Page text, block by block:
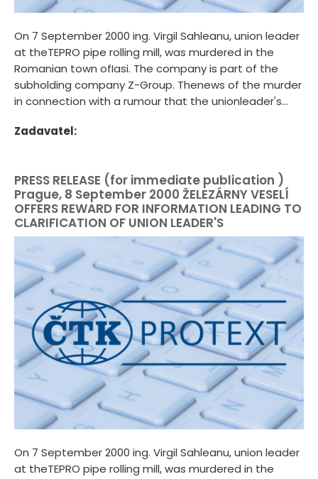
On 7 September 2000 ing. Virgil Sahleanu, union leader
at theTEPRO pipe rolling mill, was murdered in the
Romanian town ofIasi. The company is part of the
subholding company Z-Group. Thenews of the murder
in connection with a rumour that the unionleader's...
Zadavatel:
PRESS RELEASE (for immediate publication )
Prague, 8 September 2000 ŽELEZÁRNY VESELÍ
OFFERS REWARD FOR INFORMATION LEADING TO
CLARIFICATION OF UNION LEADER'S
On 7 September 2000 ing. Virgil Sahleanu, union leader
at theTEPRO pipe rolling mill, was murdered in the